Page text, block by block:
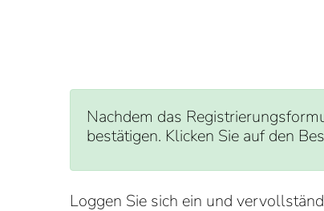
Nachdem das
bestätigen. Klicken Sie auf den
Loggen Sie sich ein und